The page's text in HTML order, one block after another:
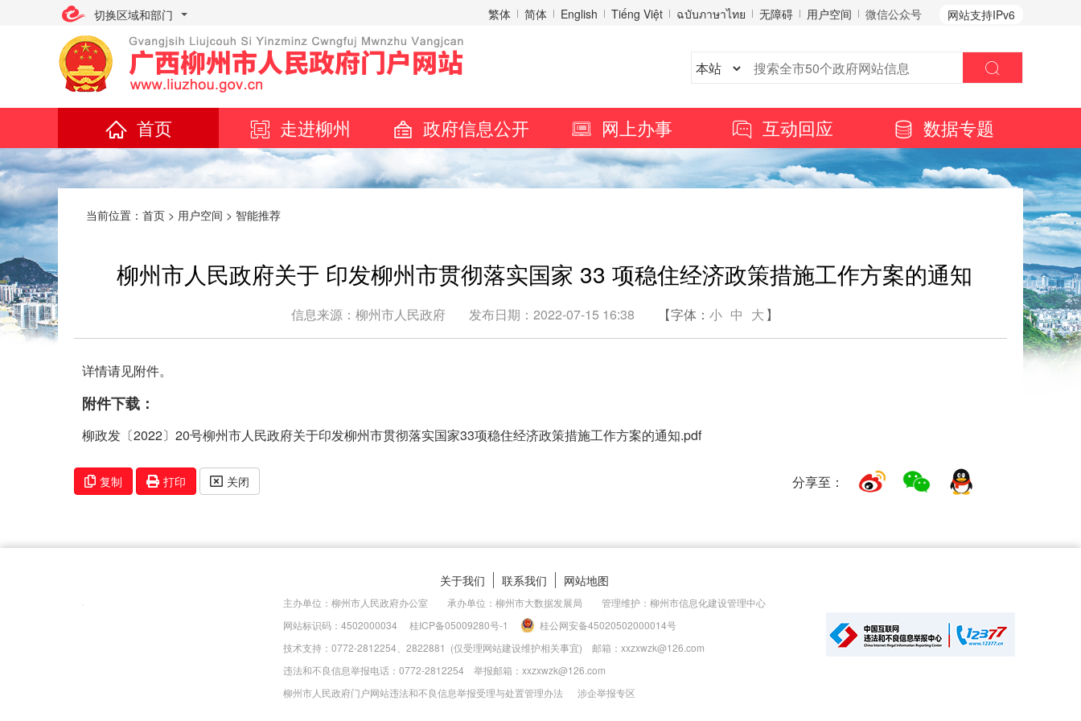
切换区域和部门 网站支持IPv6
繁体 简体 English Tiếng Việt ฉบับภาษาไทย 无障碍 用户空间 微信公众号
首页 走进柳州 政府信息公开 网上办事 互动回应 数据专题
当前位置： 首页 > 用户空间 > 智能推荐
柳州市人民政府关于 印发柳州市贯彻落实国家 33 项稳住经济政策措施工作方案的通知
信息来源：柳州市人民政府 发布日期：2022-07-15 16:38 【字体： 小 中 大 】
详情请见附件。
附件下载：
柳政发〔2022〕20号柳州市人民政府关于印发柳州市贯彻落实国家33项稳住经济政策措施工作方案的通知.pdf
复制 打印 关闭 分享至：
关于我们 联系我们 网站地图
主办单位：柳州市人民政府办公室 承办单位：柳州市大数据发展局 管理维护：柳州市信息化建设管理中心
网站标识码：4502000034
桂ICP备05009280号-1
桂公网安备45020502000014号
技术支持：0772-2812254、2822881 (仅受理网站建设维护相关事宜) 邮箱：xxzxwzk@126.com
违法和不良信息举报电话：0772-2812254 举报邮箱：xxzxwzk@126.com
柳州市人民政府门户网站违法和不良信息举报受理与处置管理办法
涉企举报专区